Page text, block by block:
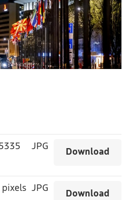
JPG
Download
pixels JPG
Download